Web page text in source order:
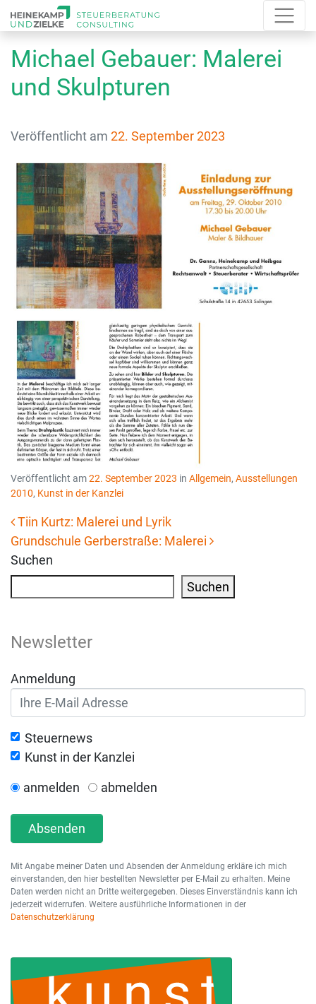
Michael Gebauer: Malerei
und Skulpturen
Veröffentlicht am 22. September 2023
Veröffentlicht am22. September 2023 in Allgemein, Ausstellungen
2010, Kunst in der Kanzlei
Beitrags-Navigation
Tiin Kurtz: Malerei und Lyrik
Grundschule Gerberstraße: Malerei
Suchen
Suchen
Newsletter
Anmeldung
Steuernews
Kunst in der Kanzlei
anmelden abmelden
Absenden
Mit Angabe meiner Daten und Absenden der Anmeldung erkläre ich mich
einverstanden, den hier bestellten Newsletter per E-Mail zu erhalten. Meine
Daten werden nicht an Dritte weitergegeben. Dieses Einverständnis kann ich
jederzeit widerrufen. Weitere ausführliche Informationen in der
Datenschutzerklärung